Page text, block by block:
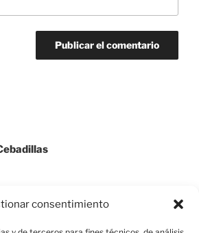
consentimiento